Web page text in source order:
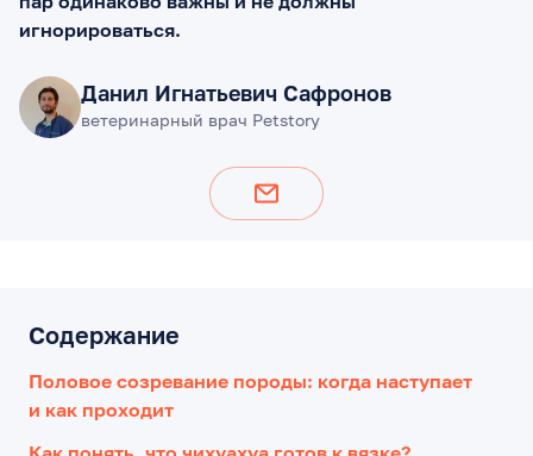
игнорироваться.
Данил Игнатьевич Сафронов
ветеринарный врач Petstory
Содержание
Половое созревание породы: когда наступает
и как проходит